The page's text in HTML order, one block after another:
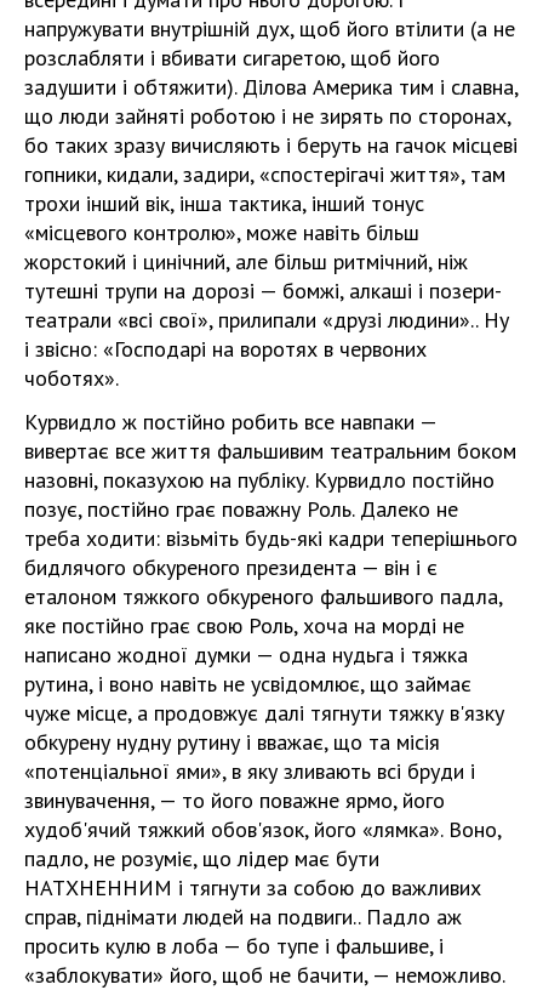
напружувати внутрішній дух, щоб його втілити (а не
розслабляти і вбивати сигаретою, щоб його
задушити і обтяжити). Ділова Америка тим і славна,
що люди зайняті роботою і не зирять по сторонах,
бо таких зразу вичисляють і беруть на гачок місцеві
гопники, кидали, задири, «спостерігачі життя», там
трохи інший вік, інша тактика, інший тонус
«місцевого контролю», може навіть більш
жорстокий і цинічний, але більш ритмічний, ніж
тутешні трупи на дорозі — бомжі, алкаші і позери-
театрали «всі свої», прилипали «друзі людини».. Ну
і звісно: «Господарі на воротях в червоних
чоботях».
Курвидло ж постійно робить все навпаки —
вивертає все життя фальшивим театральним боком
назовні, показухою на публіку. Курвидло постійно
позує, постійно грає поважну Роль. Далеко не
треба ходити: візьміть будь-які кадри теперішнього
бидлячого обкуреного президента — він і є
еталоном тяжкого обкуреного фальшивого падла,
яке постійно грає свою Роль, хоча на морді не
написано жодної думки — одна нудьга і тяжка
рутина, і воно навіть не усвідомлює, що займає
чуже місце, а продовжує далі тягнути тяжку в'язку
обкурену нудну рутину і вважає, що та місія
«потенціальної ями», в яку зливають всі бруди і
звинувачення, — то його поважне ярмо, його
худоб'ячий тяжкий обов'язок, його «лямка». Воно,
падло, не розуміє, що лідер має бути
НАТХНЕННИМ і тягнути за собою до важливих
справ, піднімати людей на подвиги.. Падло аж
просить кулю в лоба — бо тупе і фальшиве, і
«заблокувати» його, щоб не бачити, — неможливо.